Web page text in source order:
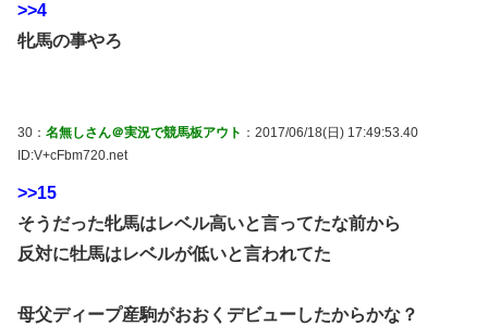
>>4
牝馬の事やろ
30： 名無しさん＠実況で競馬板アウト ：2017/06/18(日) 17:49:53.40
ID:V+cFbm720.net
>>15
そうだった牝馬はレベル高いと言ってたな前から
反対に牡馬はレベルが低いと言われてた
母父ディープ産駒がおおくデビューしたからかな？